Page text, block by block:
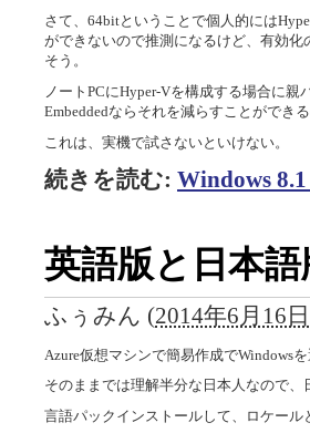
さて、64bitということで個人的には
ができないので推測になるけど、有効
そう。
ノートPCにHyper-Vを構成する場合に
Embeddedならそれを減らすことができる
これは、実機で試さないといけない。
続きを読む: Windows
英語版と日本語
ふぅみん (2014年6月16
Azure仮想マシンで簡易作成でWindows
そのままでは理解半分な日本人なので、
言語パックインストールして、ロケー